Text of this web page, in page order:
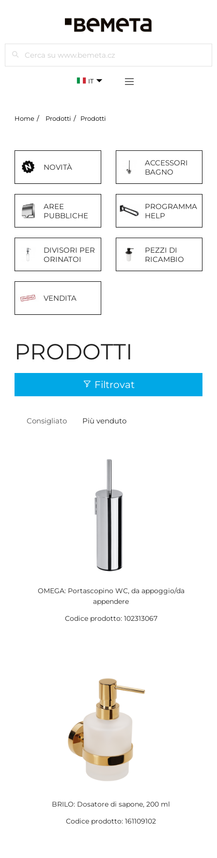
Cercare
IT
Home Prodotti Prodotti
NOVITÀ
ACCESSORI
BAGNO
AREE
PUBBLICHE
PROGRAMMA
HELP
DIVISORI PER
ORINATOI
PEZZI DI
RICAMBIO
VENDITA
PRODOTTI
Filtrovat
Consigliato Più venduto
OMEGA: Portascopino WC, da appoggio/da
appendere
Codice prodotto: 102313067
BRILO: Dosatore di sapone, 200 ml
Codice prodotto: 161109102